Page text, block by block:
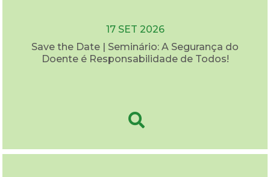
17 SET 2026
Save the Date | Seminário: A Segurança do
Doente é Responsabilidade de Todos!